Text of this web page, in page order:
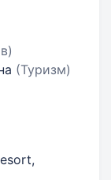
(Туризм)